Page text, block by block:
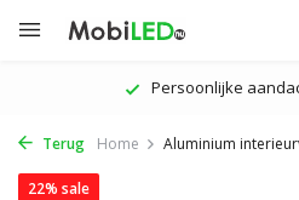
Persoonlijke
Terug Home Aluminium
22% sale